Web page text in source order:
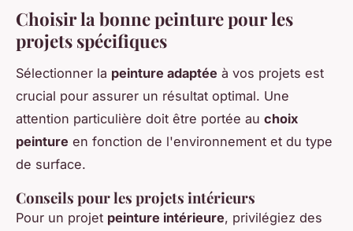
Choisir la bonne peinture pour les
projets spécifiques
Sélectionner la peinture adaptée à vos projets est
crucial pour assurer un résultat optimal. Une
attention particulière doit être portée au choix
peinture en fonction de l'environnement et du type
de surface.
Conseils pour les projets intérieurs
Pour un projet peinture intérieure, privilégiez des